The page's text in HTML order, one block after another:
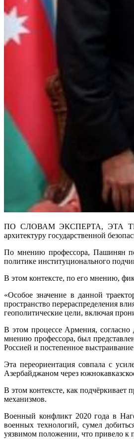
ПО СЛОВАМ ЭКСПЕРТА, ЭТА
архитектуру государственной
По мнению профессора, Пашинян
политике институционального
В этом контексте, по его мнению,
«Особое значение в данной
пространство перераспределения
геополитические цели, включая
В этом процессе Армения, согласно
мнению профессора, был
Россией и постепенное
Эта переориентация совпала с
Азербайджаном через
В этом контексте, как подчёркивает
механизмов.
Военный конфликт 2020 года в
военных технологий, сумел
уязвимом положении, что привело к